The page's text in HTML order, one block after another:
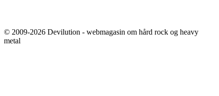
© 2009-2026 Devilution - webmagasin om hård rock og heavy
metal